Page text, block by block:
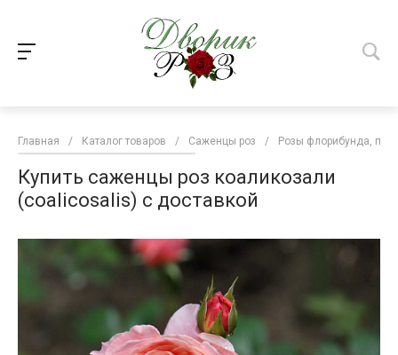
Главная / Каталог товаров / Саженцы роз / Розы флорибунда,
Купить саженцы роз коаликозали
(coalicosalis) с доставкой